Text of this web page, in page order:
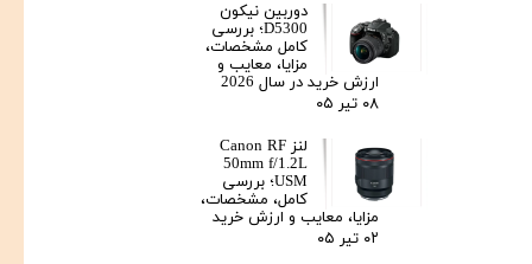
دوربین نیکون
D5300؛ بررسی
کامل مشخصات،
مزایا، معایب و
ارزش خرید در سال 2026
۰۸ تیر ۰۵
لنز Canon RF
50mm f/1.2L
USM؛ بررسی
کامل، مشخصات،
مزایا، معایب و ارزش خرید
۰۲ تیر ۰۵